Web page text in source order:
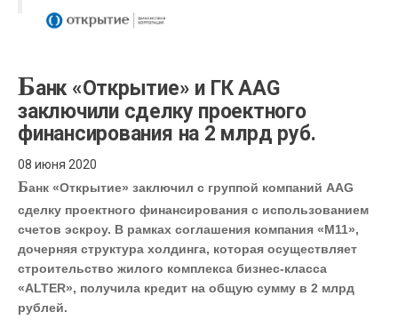
Банк «Открытие» и ГК AAG
заключили сделку проектного
финансирования на 2 млрд руб.
08 июня 2020
Банк «Открытие» заключил с группой компаний AAG
сделку проектного финансирования с использованием
счетов эскроу. В рамках соглашения компания «М11»,
дочерняя структура холдинга, которая осуществляет
строительство жилого комплекса бизнес-класса
«ALTER», получила кредит на общую сумму в 2 млрд
рублей.